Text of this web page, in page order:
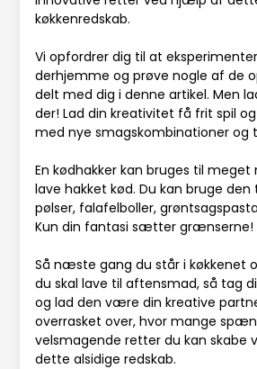
køkkenredskab.
Vi opfordrer dig til at
derhjemme og prøve nogle af de
delt med dig i denne artikel. Men
der! Lad din kreativitet få frit spil
med nye smagskombinationer og
En kødhakker kan bruges til
lave hakket kød. Du kan bruge den
pølser, falafelboller,
Kun din fantasi sætter grænserne!
Så næste gang du står i køkkenet
du skal lave til aftensmad, så tag
og lad den være din kreative
overrasket over, hvor mange
velsmagende retter du kan skabe
dette alsidige redskab.